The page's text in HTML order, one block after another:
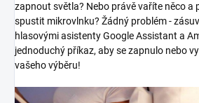
zapnout světla? Nebo právě vaříte něco a
spustit mikrovlnku? Žádný problém -
hlasovými asistenty Google Assistant a
jednoduchý příkaz, aby se zapnulo nebo
vašeho výběru!